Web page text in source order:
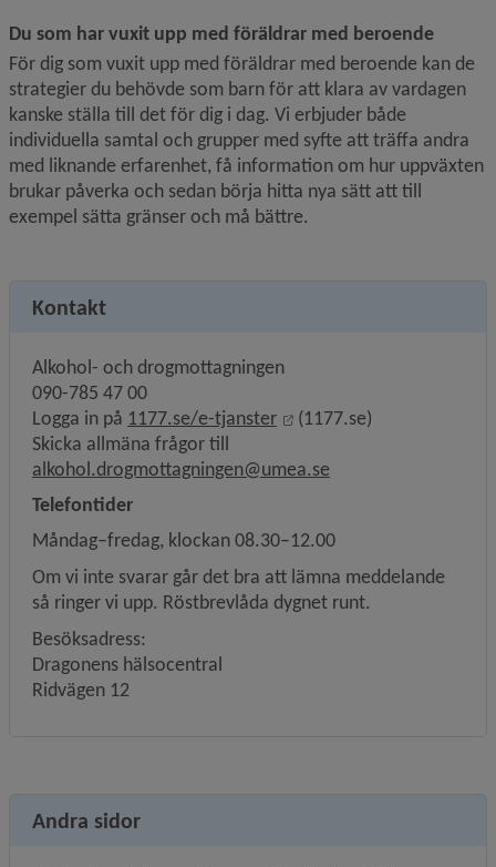
Du som har vuxit upp med föräldrar med beroende
För dig som vuxit upp med föräldrar med beroende kan de
strategier du behövde som barn för att klara av vardagen
kanske ställa till det för dig i dag. Vi erbjuder både
individuella samtal och grupper med syfte att träffa andra
med liknande erfarenhet, få information om hur uppväxten
brukar påverka och sedan börja hitta nya sätt att till
exempel sätta gränser och må bättre.
Kontakt
Alkohol- och drogmottagningen
090-785 47 00
Logga in på 1177.se/e-tjanster Länk till annan
(1177.se)
alkohol.drogmottagningen@umea.se
Telefontider
Måndag–fredag, klockan 08.30–12.00
Om vi inte svarar går det bra att lämna meddelande
så ringer vi upp. Röstbrevlåda dygnet runt.
Besöksadress:
Dragonens hälsocentral
Ridvägen 12
Andra sidor